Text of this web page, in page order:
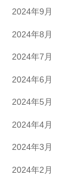
2024年9月
2024年8月
2024年7月
2024年6月
2024年5月
2024年4月
2024年3月
2024年2月